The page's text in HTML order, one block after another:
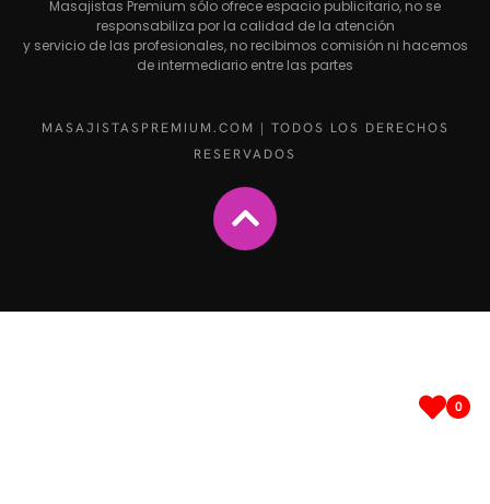
Masajistas Premium sólo ofrece espacio publicitario, no se
responsabiliza por la calidad de la atención
y servicio de las profesionales, no recibimos comisión ni hacemos
de intermediario entre las partes
MASAJISTASPREMIUM.COM | TODOS LOS DERECHOS
RESERVADOS
0